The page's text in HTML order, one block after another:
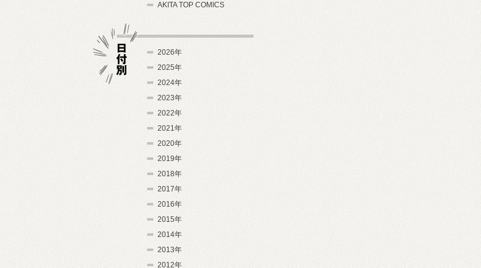
AKITA TOP COMICS
2026年
2025年
2024年
2023年
2022年
2021年
2020年
2019年
2018年
2017年
2016年
2015年
2014年
2013年
2012年